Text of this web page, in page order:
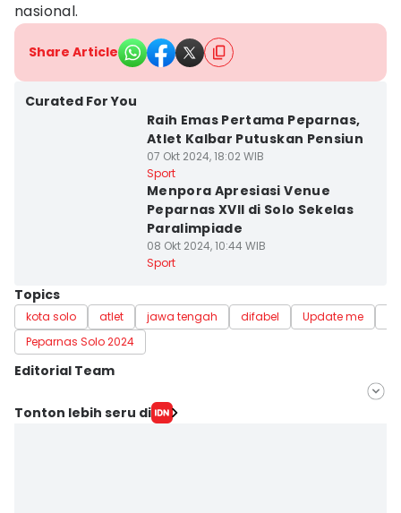
nasional.
Share Article
Curated For You
Raih Emas Pertama Peparnas,
Atlet Kalbar Putuskan Pensiun
07 Okt 2024, 18:02 WIB
Sport
Menpora Apresiasi Venue
Peparnas XVII di Solo Sekelas
Paralimpiade
08 Okt 2024, 10:44 WIB
Sport
Topics
kota solo atlet jawa tengah difabel Update me
Peparnas Solo 2024
Editorial Team
Editor
Tonton lebih seru di